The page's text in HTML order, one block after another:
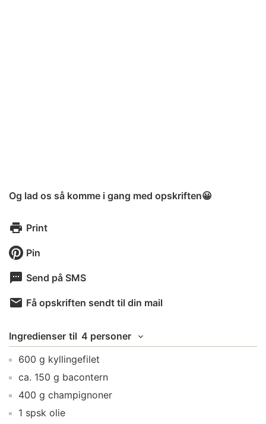
Og lad os så komme i gang med opskriften😀
Print
Pin
Send på SMS
Få opskriften sendt til din mail
Ingredienser til 4 personer
600 g kyllingefilet
ca. 150 g bacontern
400 g champignoner
1 spsk olie